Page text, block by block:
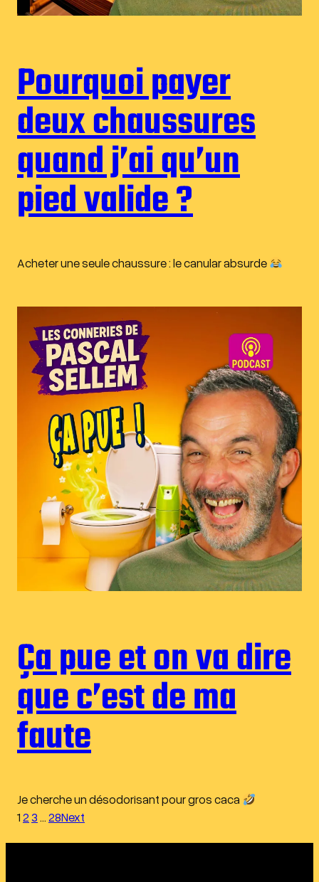
Pourquoi payer
deux chaussures
quand j’ai qu’un
pied valide ?
Acheter une seule chaussure : le canular absurde
Ça pue et on va dire
que c’est de ma
faute
Je cherche un désodorisant pour gros caca
123…28Next